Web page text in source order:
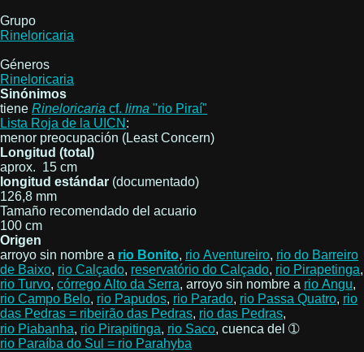
Grupo
Rineloricaria
Géneros
Rineloricaria
Sinónimos
tiene Rineloricaria cf. lima "rio Piraí"
Lista Roja de la UICN :
menor preocupación (Least Concern)
Longitud (total)
aprox. 15 cm
longitud estándar (documentado)
126,8 mm
Tamaño recomendado del acuario
100 cm
Origen
arroyo sin nombre a rio Bonito, rio Aventureiro, rio do Barreiro
de Baixo, rio Calçado, reservatório do Calçado, rio Pirapetinga,
rio Turvo, córrego Alto da Serra, arroyo sin nombre a rio Angu,
rio Campo Belo, rio Papudos, rio Parado, rio Passa Quatro, rio
das Pedras = ribeirão das Pedras, rio das Pedras,
rio Piabanha, rio Pirapitinga, rio Saco, cuenca del ➀
rio Paraíba do Sul = rio Parahyba